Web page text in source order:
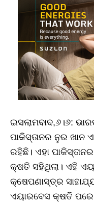
ଇସଲାମବାଦ,୬।୬:
ପାକିସ୍ତାନର ନୁର ଖାନ
ରହିଛି। ଏହା
କ୍ଷତି ସହିଥିଲା। ଏହି
କ୍ଷେପଣାସ୍ତ୍ର
ଏୟାରବେସ କ୍ଷତି